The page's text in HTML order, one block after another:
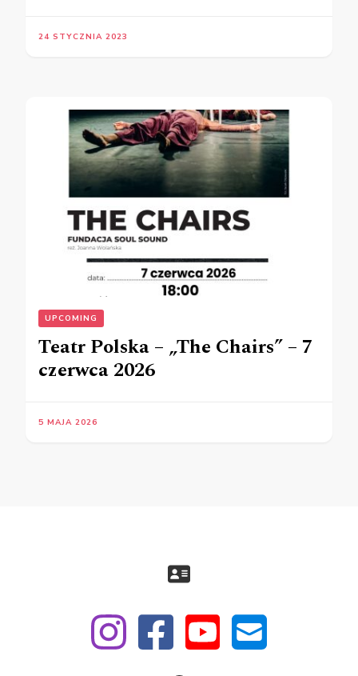
24 STYCZNIA 2023
UPCOMING
Teatr Polska – „The Chairs” – 7
czerwca 2026
5 MAJA 2026